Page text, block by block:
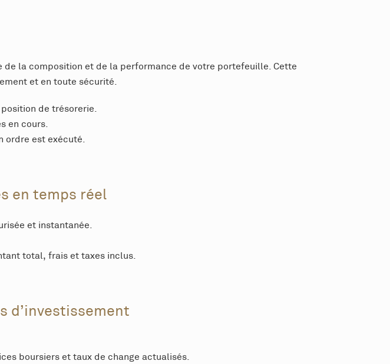
de la composition et de la performance de votre portefeuille. Cette
et en toute sécurité.
de trésorerie.
en cours.
ordre est exécuté.
en temps réel
et instantanée.
total, frais et taxes inclus.
d’investissement
boursiers et taux de change actualisés.